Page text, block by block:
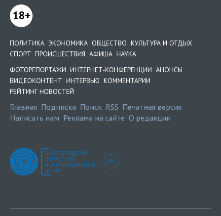
18+
ПОЛИТИКА ЭКОНОМИКА ОБЩЕСТВО КУЛЬТУРА И ОТДЫХ
СПОРТ ПРОИСШЕСТВИЯ АФИША НАУКА
ФОТОРЕПОРТАЖИ ИНТЕРНЕТ-КОНФЕРЕНЦИИ АНОНСЫ
ВИДЕОКОНТЕНТ ИНТЕРВЬЮ КОММЕНТАРИИ
РЕЙТИНГ НОВОСТЕЙ
Главная Подписка Поиск RSS Печатная версия
Написать нам Реклама на сайте О редакции